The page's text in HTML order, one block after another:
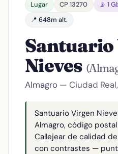
Lugar CP 13270 📡 1
📍 648m alt.
Santuario
Nieves
Almagro — Ciudad
Santuario Virgen
Almagro, código postal
Callejear de calidad
con contrastes —